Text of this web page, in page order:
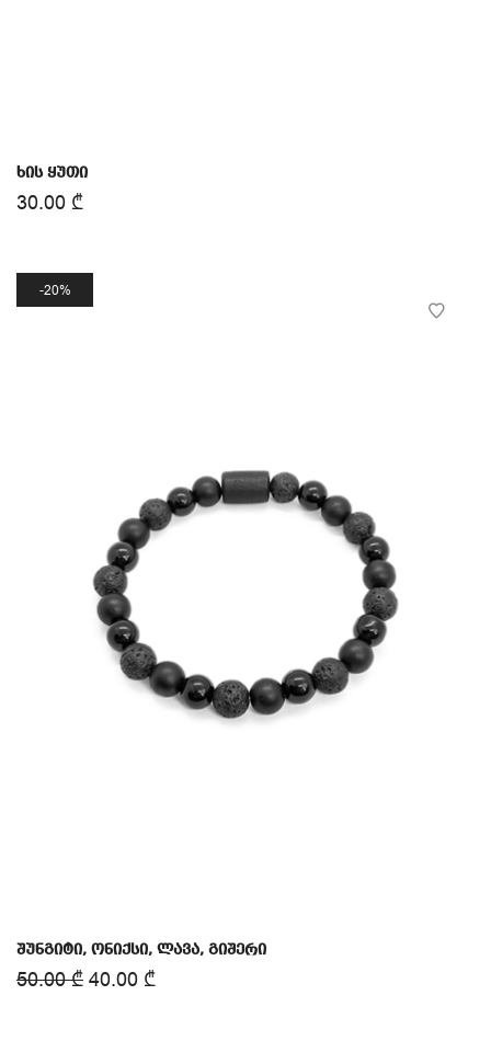
ხის ყუთი
30.00 ₾
20%
შუნგიტი, ონიქსი, ლავა, გიშერი
50.00₾ 40.00 ₾